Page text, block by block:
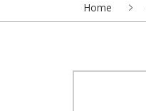
Home